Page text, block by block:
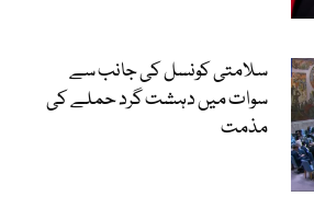
سلامتی کونسل کی جانب سے
سوات میں دہشت گرد حملے کی
مذمت